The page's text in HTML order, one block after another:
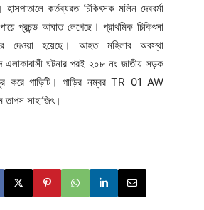
কর্তব্যরত চিকিৎসক মলিন দেববর্মা
প্রচন্ড আঘাত লেগেছে। প্রাথমিক চিকিৎসা
দেওয়া হয়েছে। আহত মহিলার অবস্থা
ঘটনার পরই ২০৮ নং জাতীয় সড়ক
করে গাড়িটি। গাড়ির নম্বর TR 01 AW
সাহাজিৎ।